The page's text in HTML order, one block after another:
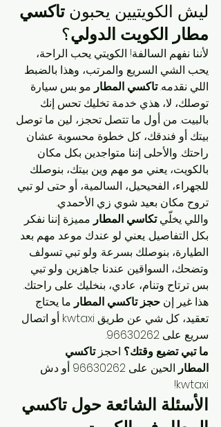
ليش الكويتيين يحبون تاكسي
مطار الكويت الدولي؟
لأننا نفهم السالفة! الكويتي يحب الراحة،
يحب الشي السريع والمرتب، وهذا بالضبط
اللي نقدمه. تاكسي المطار مو بس سيارة
توصلك، لا، هذي خدمة تخليك تحس إنك
بالبيت. من أول ما تتصل تحجز، لين ما توصل
بيتك أو فندقك، كل خطوة محسوبة عشان
راحتك. والأحلى إننا متواجدين بكل مكان
بالكويت، يعني مو مهم وين بيتك، بنوصلك
للجهراء، الفحيحيل، السالمية، أو حتى لو تبي
تروح مكان بعيد شوي زي الأحمدي.
واللي يخلّي تكاسي المطار مميزة إننا نفكر
بكل التفاصيل. يعني لو عندك موعد مهم بعد
الطيارة، بنوصلك بسرعة. ولو تبي تسولف
وتضحك، السواقين عندنا جاهزين. ولو تبي
بس ترتاح وتنام، عادي، بنخليك على راحتك.
هذا غير إن حجز تاكسي المطار ما يحتاج
تعقيد، كل شي عن طريق kwtaxi أو اتصال
سريع على 96630262.
ما تبي تضيع وقتك؟ احجز تاكسي
المطار
الحين على 96630262 أو دش
kwtaxi!
الأسئلة الشائعة حول تاكسي